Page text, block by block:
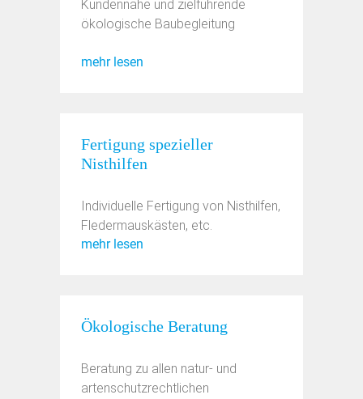
Kundennahe und zielführende
ökologische Baubegleitung
mehr lesen
Fertigung spezieller
Nisthilfen
Individuelle Fertigung von Nisthilfen,
Fledermauskästen, etc.
mehr lesen
Ökologische Beratung
Beratung zu allen natur- und
artenschutzrechtlichen